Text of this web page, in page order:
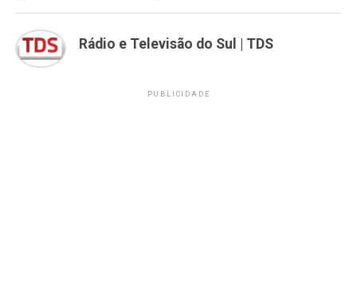
Rádio e Televisão do Sul | TDS
PUBLICIDADE